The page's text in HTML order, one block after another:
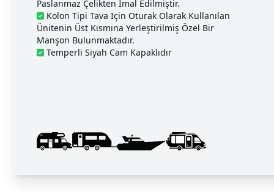
Paslanmaz Çelikten Imal Edilmiştir.
Kolon Tipi Tava Için Oturak Olarak Kullanılan
Ünitenin Üst Kısmına Yerleştirilmiş Özel Bir
Manşon Bulunmaktadır.
Temperli Siyah Cam Kapaklıdır